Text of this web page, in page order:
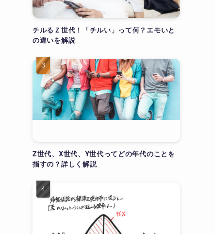
チルるＺ世代！「チルい」って何？エモいと
の違いを解説
Z世代、X世代、Y世代ってどの年代のことを
指すの？詳しく解説